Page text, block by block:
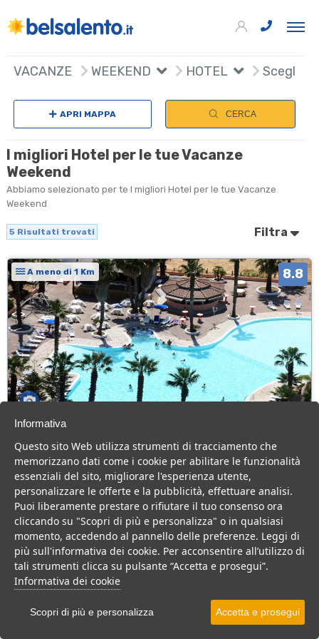
VACANZE WEEKEND HOTEL Scegli
APRI MAPPA CERCA
I migliori Hotel per le tue Vacanze
Weekend
Abbiamo selezionato per te I migliori Hotel per le tue Vacanze
Weekend
5 Risultati trovati Filtra
A meno di 1 Km 8.8
Calabria > Cassano allo Ionio > Marina di Sibari
80 Camere
Hotel 4 stelle in Calabria, con animazione e cucina tipica, per una
vacanza divertente per tutta la famiglia.
Villaggio Hotel
VEDI SU MAPPA
+
Informativa
Questo sito Web utilizza strumenti di tracciamento che
memorizzano dati come i cookie per abilitare le funzionalità
essenziali del sito, migliorare l'esperienza utente,
personalizzare le offerte e la pubblicità, effettuare analisi.
Puoi liberamente prestare o rifiutare il tuo consenso ora
cliccando su "Scopri di più e personalizza" o in qualsiasi
momento, accedendo al pannello delle preferenze. Leggi di
più sull'informativa dei cookie. Per acconsentire all’utilizzo di
tali strumenti clicca su pulsante “Accetta e prosegui”.
Informativa dei cookie
Scopri di più e personalizza Accetta e prosegui